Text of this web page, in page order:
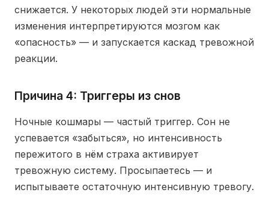
снижается. У некоторых людей эти нормальные
изменения интерпретируются мозгом как
«опасность» — и запускается каскад тревожной
реакции.
Причина 4: Триггеры из снов
Ночные кошмары — частый триггер. Сон не
успевается «забыться», но интенсивность
пережитого в нём страха активирует
тревожную систему. Просыпаетесь — и
испытываете остаточную интенсивную тревогу.